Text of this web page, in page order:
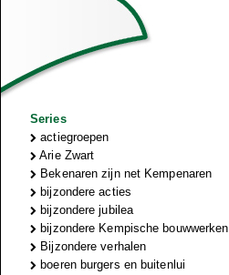
Series
actiegroepen
Arie Zwart
Bekenaren zijn net Kempenaren
bijzondere acties
bijzondere jubilea
bijzondere Kempische bouwwerken
Bijzondere verhalen
boeren burgers en buitenlui